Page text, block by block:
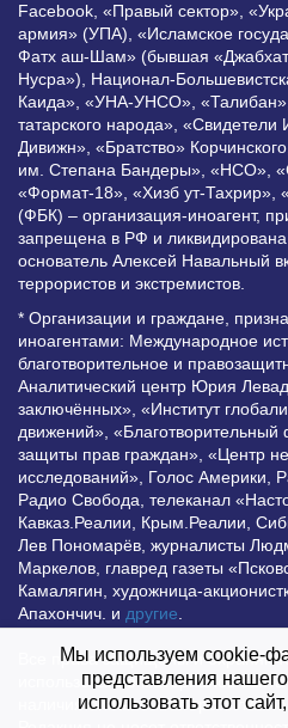
Facebook, «Правый сектор»,
армия» (УПА), «Исламское
Фатх аш-Шам» (бывшая
Нусра»), Национал-
Каида», «УНА-УНСО»,
татарского народа»,
Дивижн», «Братство»
им. Степана Бандеры», «НСО»,
«Формат-18», «Хизб ут-Тахрир»,
(ФБК) – организация-иноагент,
запрещена в РФ и
основатель Алексей Навальный
террористов и экстремистов.
* Организации и граждане,
иноагентами: Международное
благотворительное и
Аналитический центр Юрия
заключённых», «Институт
движений»,
защиты прав граждан», «Центр
исследований», Голос Америки,
Радио Свобода, телеканал
Кавказ.Реалии, Крым.Реалии,
Лев Пономарёв, журналисты
Маркелов, главред газеты
Камалягин, художница-
Апахончич. и другие.
Все права защищены и
использование материалов
наличия активной гиперссылки
Мы используем cookie-
представления
использовать этот